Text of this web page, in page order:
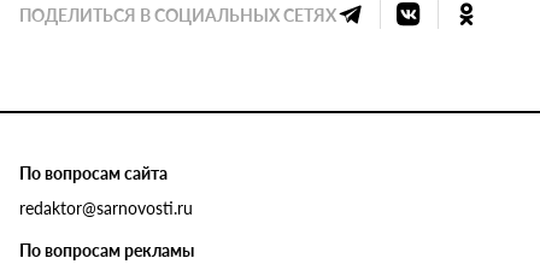
ПОДЕЛИТЬСЯ В СОЦИАЛЬНЫХ СЕТЯХ
По вопросам сайта
redaktor@sarnovosti.ru
По вопросам рекламы